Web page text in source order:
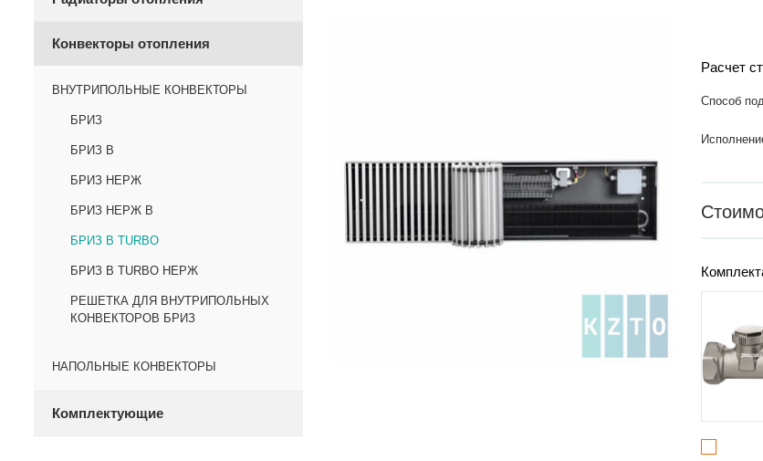
Конвекторы отопления
ВНУТРИПОЛЬНЫЕ КОНВЕКТОРЫ
БРИЗ
БРИЗ В
БРИЗ НЕРЖ
БРИЗ НЕРЖ В
БРИЗ В TURBO
БРИЗ В TURBO НЕРЖ
РЕШЕТКА ДЛЯ ВНУТРИПОЛЬНЫХ
КОНВЕКТОРОВ БРИЗ
НАПОЛЬНЫЕ КОНВЕКТОРЫ
Комплектующие
Расчет
Способ